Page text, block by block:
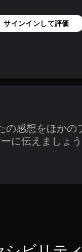
サインインして評価
の感想をほかの
に伝えましょう